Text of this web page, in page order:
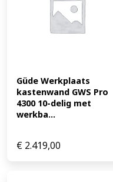
Güde Werkplaats
kastenwand GWS Pro
4300 10-delig met
werkba...
€ 2.419,00